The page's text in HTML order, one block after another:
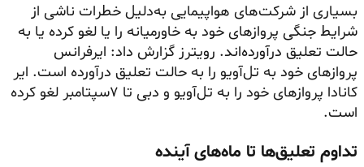
بسیاری از شرکت‌های هواپیمایی به‌دلیل خطرات ناشی از
شرایط جنگی پروازهای خود به خاورمیانه را یا لغو کرده یا به
حالت تعلیق درآورده‌اند. رویترز گزارش داد: ایرفرانس
پروازهای خود به تل‌آویو را به حالت تعلیق درآورده است. ایر
کانادا پروازهای خود را به تل‌آویو و دبی تا ۷سپتامبر لغو کرده
است.
تداوم تعلیق‌ها تا ماه‌های آینده